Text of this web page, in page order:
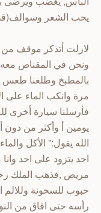
يحب الشعر
لازلت أتذكر موقف من
ونحن في المقناص
بالمطبخ وطلعنا طعس
مرة وانكب الماء على
فأرسلنا سيارة أخرى
يومين أ وأكثر من
الله يقول:” الأكل
احد يتزود على احد
مريض ,فذهب الملك
حبوب للسخونة
رأسه حتى افاق من